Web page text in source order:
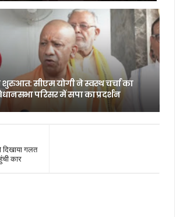
सीएम योगी ने स्वस्थ चर्चा का
परिसर में सपा का प्रदर्शन
दिखाया गलत
कार